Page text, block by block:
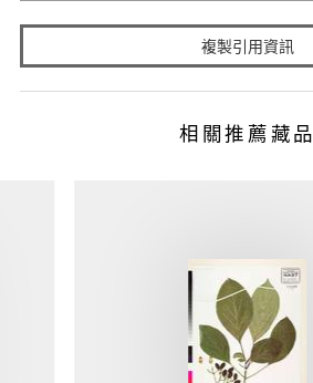
複製引用資訊
相關推薦藏品